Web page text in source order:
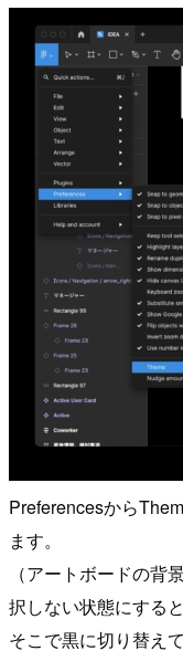
Preferencesから
ます。
（アートボードの背
択しない状態にする
そこで黒に切り替え